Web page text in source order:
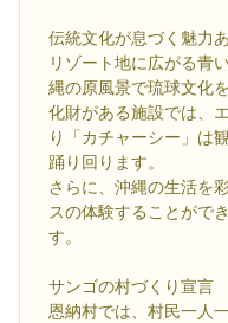
伝統文化が息づく魅力
リゾート地に広がる青
縄の原風景で琉球文化
化財がある施設では、
り「カチャーシー」は
踊り回ります。
さらに、沖縄の生活を
スの体験することがで
す。
サンゴの村づくり宣言
恩納村では、村民一人